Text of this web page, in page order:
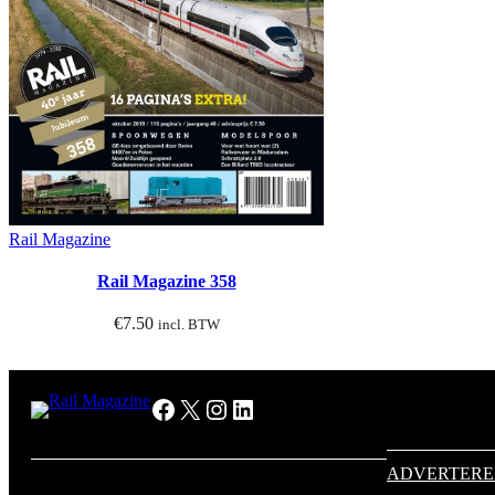
Rail Magazine
Rail Magazine 358
€7.50 incl. BTW
Facebook X Instagram LinkedIn